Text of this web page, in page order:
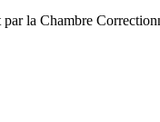
la Chambre